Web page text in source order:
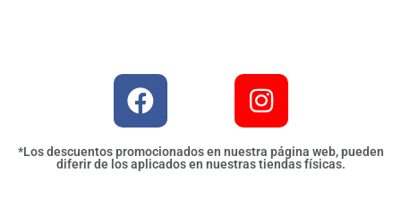
*Los descuentos promocionados en nuestra página web, pueden
diferir de los aplicados en nuestras tiendas físicas.